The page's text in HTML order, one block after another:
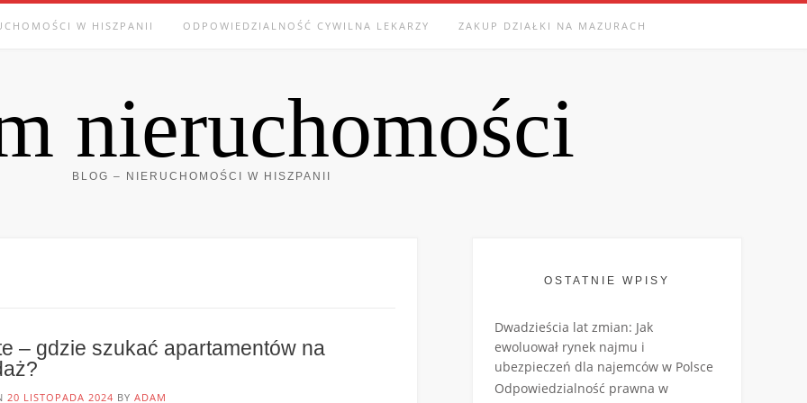
W HISZPANII ODPOWIEDZIALNOŚĆ CYWILNA LEKARZY ZAKUP DZIAŁKI NA MAZURACH
nieruchomości
BLOG – NIERUCHOMOŚCI W HISZPANII
– gdzie szukać apartamentów na
20 LISTOPADA 2024 BYADAM
OSTATNIE WPISY
Dwadzieścia lat zmian: Jak
ewoluował rynek najmu i
ubezpieczeń dla najemców w Polsce
Odpowiedzialność prawna w